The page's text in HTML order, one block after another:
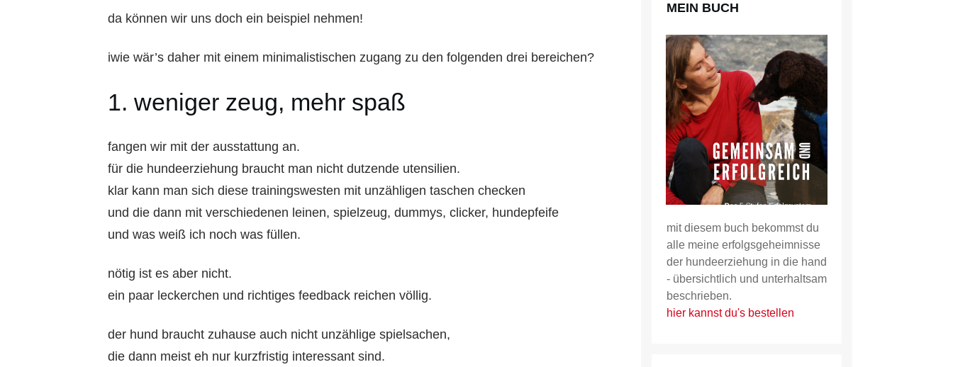
da können wir uns doch ein beispiel nehmen!
iwie wär’s daher mit einem minimalistischen zugang zu den folgenden drei bereichen?
1. weniger zeug, mehr spaß
fangen wir mit der ausstattung an.
für die hundeerziehung braucht man nicht dutzende utensilien.
klar kann man sich diese trainingswesten mit unzähligen taschen checken
und die dann mit verschiedenen leinen, spielzeug, dummys, clicker, hundepfeife
und was weiß ich noch was füllen.
nötig ist es aber nicht.
ein paar leckerchen und richtiges feedback reichen völlig.
der hund braucht zuhause auch nicht unzählige spielsachen,
die dann meist eh nur kurzfristig interessant sind.
MEIN BUCH
mit diesem buch bekommst du
alle meine erfolgsgeheimnisse
der hundeerziehung in die hand
- übersichtlich und unterhaltsam
beschrieben.
hier kannst du's bestellen